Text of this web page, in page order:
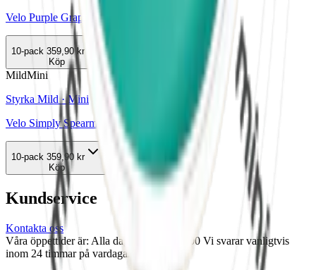
Velo Purple Grape Mini
10-pack 359,90 kr
Köp
MildMini
Styrka Mild · Mini
Velo Simply Spearmint Mini 1
10-pack 359,90 kr
Köp
Kundservice
Kontakta oss
Våra öppettider är: Alla dagar 08:00 - 18:00 Vi svarar vanligtvis
inom 24 timmar på vardagar.